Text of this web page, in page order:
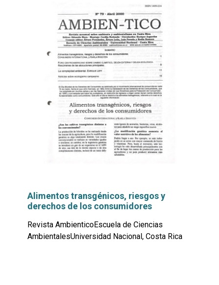
Alimentos transgénicos, riesgos y
derechos de los consumidores
Revista AmbienticoEscuela de Ciencias
AmbientalesUniversidad Nacional, Costa Rica